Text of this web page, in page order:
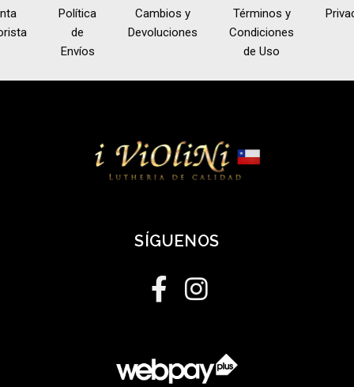
Política
de
Envíos
Cambios y
Devoluciones
Términos y
Condiciones
de Uso
SÍGUENOS